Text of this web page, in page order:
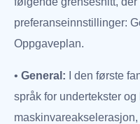
nedlasting
nå
preferanseinnstillinger:
Oppgaveplan.
• General: I den første
språk for undertekster